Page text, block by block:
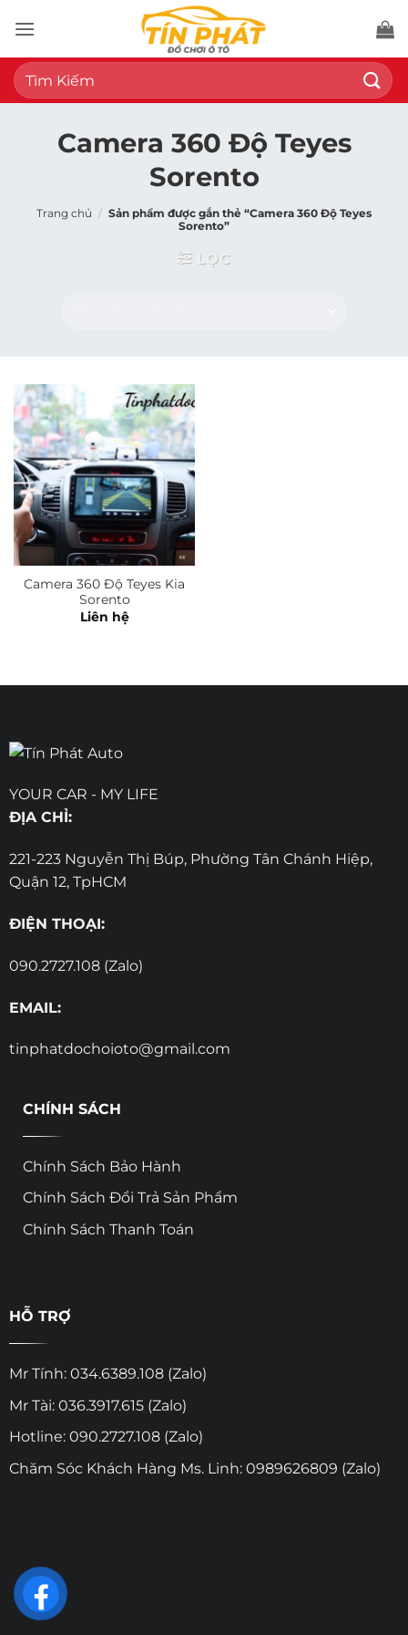
qua
nội
dung
Tìm
kiếm:
Camera 360 Độ Teyes
Sorento
Trang chủ / Sản phẩm được gắn thẻ “Camera 360 Độ Teyes
Sorento”
LỌC
Camera 360 Độ Teyes Kia
Sorento
Liên hệ
YOUR CAR - MY LIFE
ĐỊA CHỈ:
221-223 Nguyễn Thị Búp, Phường Tân Chánh Hiệp,
Quận 12, TpHCM
ĐIỆN THOẠI:
090.2727.108 (Zalo)
EMAIL:
tinphatdochoioto@gmail.com
CHÍNH SÁCH
Chính Sách Bảo Hành
Chính Sách Đổi Trả Sản Phẩm
Chính Sách Thanh Toán
HỖ TRỢ
Mr Tính: 034.6389.108 (Zalo)
Mr Tài: 036.3917.615 (Zalo)
Hotline: 090.2727.108 (Zalo)
Chăm Sóc Khách Hàng Ms. Linh: 0989626809 (Zalo)